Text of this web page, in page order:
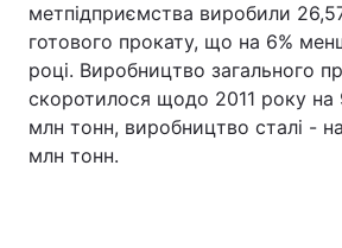
метпідприємства виробили
готового прокату, що на 6%
році. Виробництво загального
скоротилося щодо 2011 року на
млн тонн, виробництво сталі -
млн тонн.